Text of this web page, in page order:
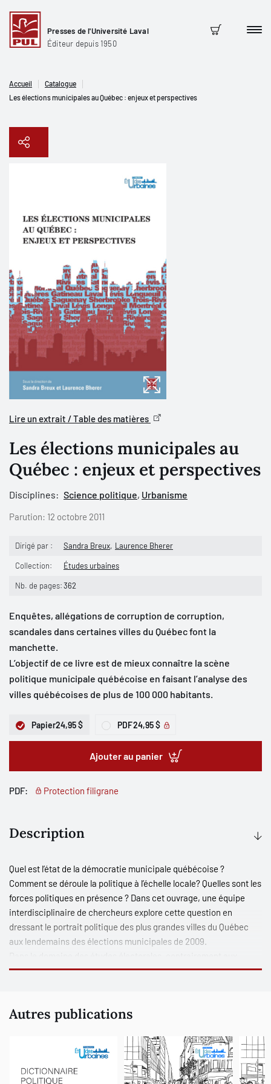
Presses de l'Université Laval
Éditeur depuis 1950
Panier
Accueil
Catalogue
Les élections municipales au Québec : enjeux et perspectives
Copier le lien
Lire un extrait / Table des matières
Les élections municipales au
Québec : enjeux et perspectives
Disciplines: Science politique, Urbanisme
Parution: 12 octobre 2011
Dirigé par : Sandra Breux Laurence Bherer
Collection: Études urbaines
Nb. de pages:362
Enquêtes, allégations de corruption de corruption,
scandales dans certaines villes du Québec font la
manchette.
L’objectif de ce livre est de mieux connaître la scène
politique municipale québécoise en faisant l’analyse des
villes québécoises de plus de 100 000 habitants.
Papier24,95 $ PDF24,95 $
Ajouter au panier
PDF: Protection filigrane
Description
Quel est l’état de la démocratie municipale québécoise ?
Comment se déroule la politique à l’échelle locale? Quelles sont les
forces politiques en présence ? Dans cet ouvrage, une équipe
interdisciplinaire de chercheurs explore cette question en
dressant le portrait politique des plus grandes villes du Québec
aux lendemains des élections municipales de 2009.
autres paliers de gouvernement, l’échelle politique municipale
par exemple), il existe cependant dans ces pays une production
champ de recherches semble quasi inexistant dans le contexte
En mettant en évidence les changements mais également les
Autres publications